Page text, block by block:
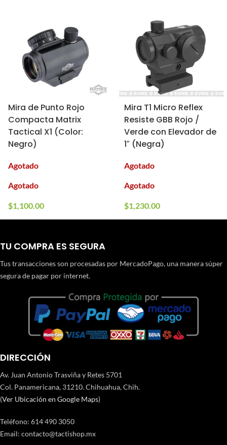
Mira de Punto Rojo
Compacta Matrix
Tactical X1 (Color:
Negro)
Agotado
Agotado
$1,100.00
Mira T1 Micro Reflex
Resiste GBB Rojo /
Verde con Elevador de
1″ (Negra)
Agotado
Agotado
$1,230.00
TU COMPRA ES SEGURA
Tus transacciones son procesadas por MercadoPago, una manera súper
segura de pagar por internet.
DIRECCIÓN
Av. Juan Antonio Trasviña y Retes 5701
Col. Panamericana, 31210. Chihuahua, Chih.
(Ver Ubicación en Google Maps)
Teléfono: 614 490 3050
Email: contacto@tactishop.mx